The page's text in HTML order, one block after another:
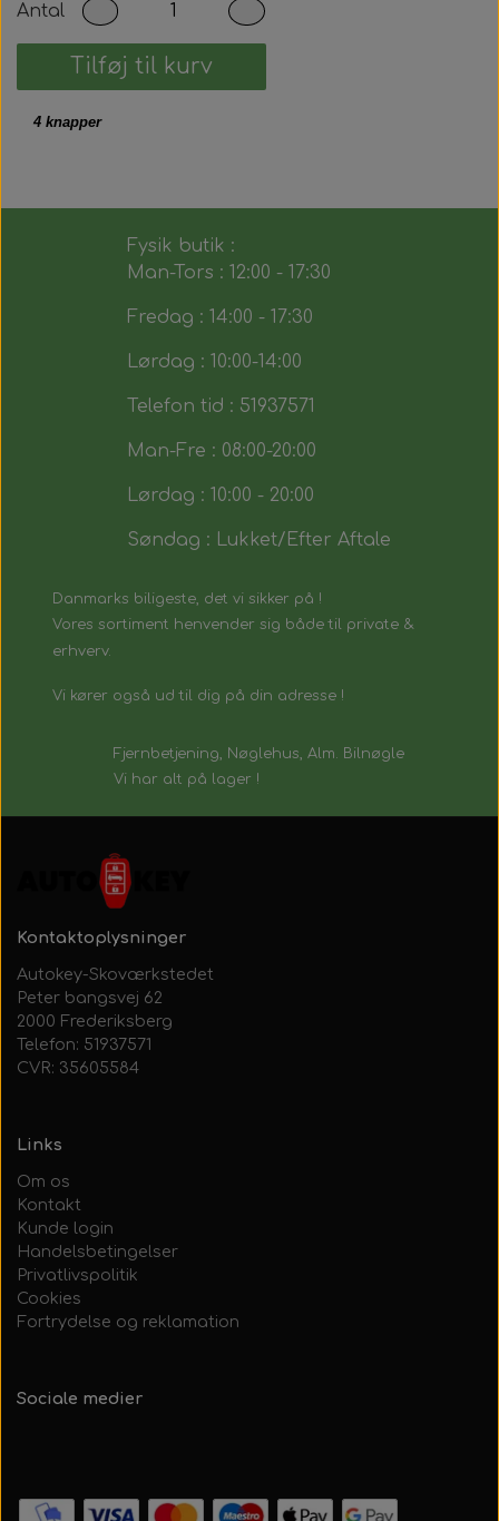
Antal
Tilføj til kurv
4 knapper
Fysik butik :
Man-Tors : 12:00 - 17:30
Fredag : 14:00 - 17:30
Lørdag : 10:00-14:00
Telefon tid : 51937571
Man-Fre : 08:00-20:00
Lørdag : 10:00 - 20:00
Søndag : Lukket/Efter Aftale
Danmarks biligeste, det vi sikker på !
Vores sortiment henvender sig både til private &
erhverv.
Vi kører også ud til dig på din adresse !
Fjernbetjening, Nøglehus, Alm. Bilnøgle
Vi har alt på lager !
Kontaktoplysninger
Autokey-Skoværkstedet
Peter bangsvej 62
2000 Frederiksberg
Telefon: 51937571
CVR: 35605584
Links
Om os
Kontakt
Kunde login
Handelsbetingelser
Privatlivspolitik
Cookies
Fortrydelse og reklamation
Sociale medier